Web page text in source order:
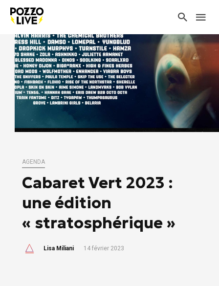
AGENDA
Cabaret Vert 2023 :
une édition
« stratosphérique »
Lisa Miliani 14 février 2023